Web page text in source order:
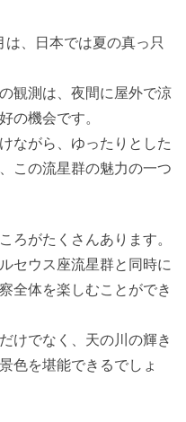
、日本では夏の真っ只
観測は、夜間に屋外で涼
の機会です。
ながら、ゆったりとした
この流星群の魅力の一つ
ろがたくさんあります。
セウス座流星群と同時に
全体を楽しむことができ
けでなく、天の川の輝き
色を堪能できるでしょ